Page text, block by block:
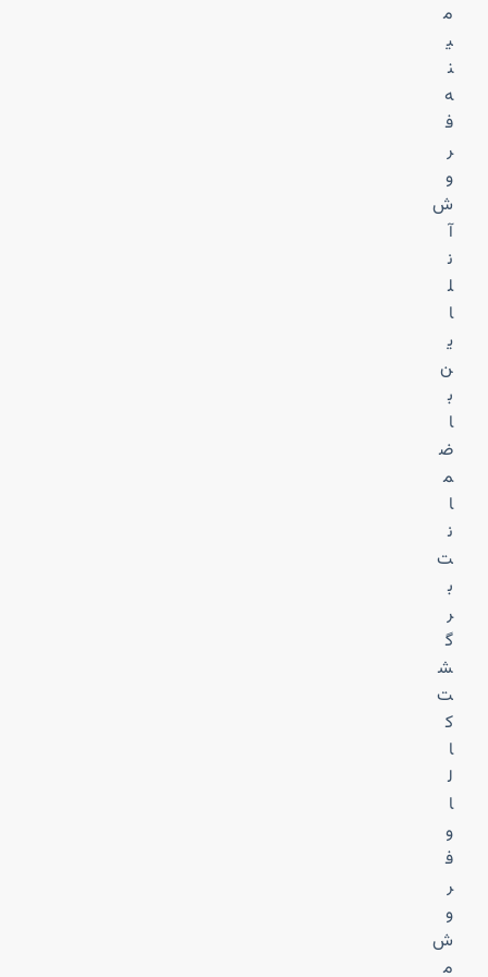
م
ی
ن
ه
ف
ر
و
ش
آ
ن
ل
ا
ی
ن
ب
ا
ض
م
ا
ن
ت
ب
ر
گ
ش
ت
ک
ا
ل
ا
و
ف
ر
و
ش
م